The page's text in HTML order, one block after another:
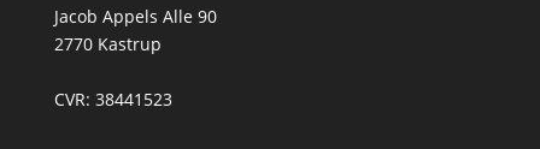
Jacob Appels Alle 90
2770 Kastrup
CVR: 38441523